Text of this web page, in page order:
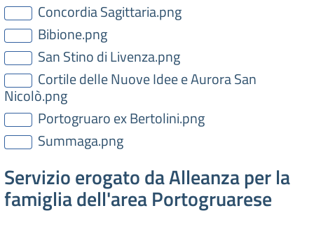
Concordia Sagittaria.png
Bibione.png
San Stino di Livenza.png
Cortile delle Nuove Idee e Aurora San
Nicolò.png
Portogruaro ex Bertolini.png
Summaga.png
Servizio erogato da Alleanza per la
famiglia dell'area Portogruarese